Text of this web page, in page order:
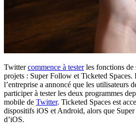
Twittercommence à testerles fonctions de
projets : Super Follow et Ticketed Spaces.
l’entreprise a annoncé que les utilisateurs
participer à tester les deux programmes
mobile de Twitter. Ticketed Spaces est
dispositifs iOS et Android, alors que
d’iOS.